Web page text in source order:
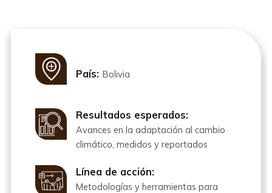
País: Bolivia
Resultados esperados:
Avances en la adaptación al cambio
climático, medidos y reportados
Línea de acción:
Metodologías y herramientas para